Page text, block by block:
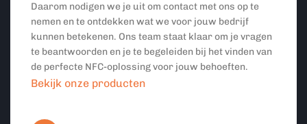
Daarom nodigen we je uit om contact met ons op te
nemen en te ontdekken wat we voor jouw bedrijf
kunnen betekenen. Ons team staat klaar om je vragen
te beantwoorden en je te begeleiden bij het vinden van
de perfecte NFC-oplossing voor jouw behoeften.
Bekijk onze producten